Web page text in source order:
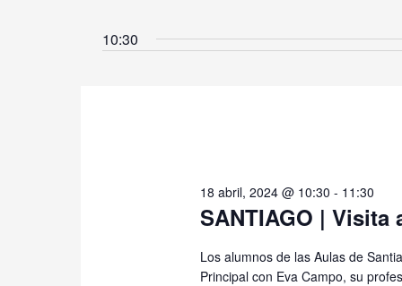
18
la
10:30
SANTIAGO | Visita
18 abril, 2024 @ 10:30 - 11:30
Los alumnos de las Aulas de
Principal con Eva Campo, su